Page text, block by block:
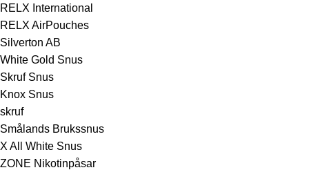
RELX International
RELX AirPouches
Silverton AB
White Gold Snus
Skruf Snus
Knox Snus
skruf
Smålands Brukssnus
X All White Snus
ZONE Nikotinpåsar